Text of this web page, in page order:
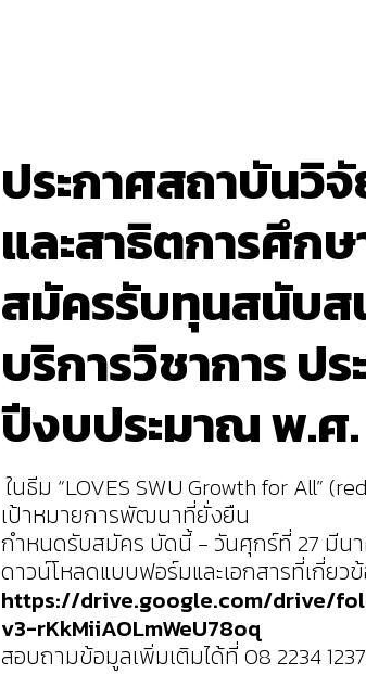
ประกาศสถาบันวิ
และสาธิตการศึกษ
สมัครรับทุนสนับส
บริการวิชาการ ปร
ปีงบประมาณ พ.ศ.
ในธีม “LOVES SWU Growth for All”
เป้าหมายการพัฒนาที่ยั่งยืน
กำหนดรับสมัคร บัดนี้ - วันศุกร์ที่ 27 มีน
ดาวน์โหลดแบบฟอร์มและเอกสารที่เกี่ยว
https://drive.google.com/drive/
v3-rKkMiiAOLmWeU78oq
สอบถามข้อมูลเพิ่มเติมได้ที่ 08 2234 1237